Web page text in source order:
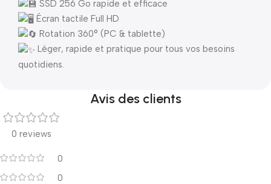
SSD 256 Go rapide et efficace
Écran tactile Full HD
Rotation 360° (PC & tablette)
Léger, rapide et pratique pour tous vos besoins
quotidiens.
Avis des clients
0 reviews
0
0